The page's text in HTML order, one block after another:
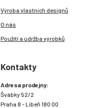
Výroba vlastních designů
O nás
Použití a údržba výrobků
Kontakty
Adresa prodejny:
Švábky 52/2
Praha 8 - Libeň 180 00